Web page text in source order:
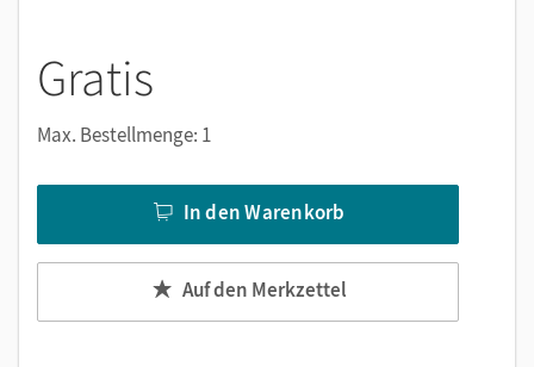
Notizen erstellen
Markierungen setzen
Suchen im Text
Zoomen
Gratis
Max. Bestellmenge: 1
In den Warenkorb
Auf den Merkzettel